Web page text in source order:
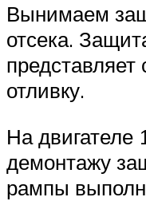
Вынимаем
отсека.
отливку.
На двигателе
демонтажу
рампы